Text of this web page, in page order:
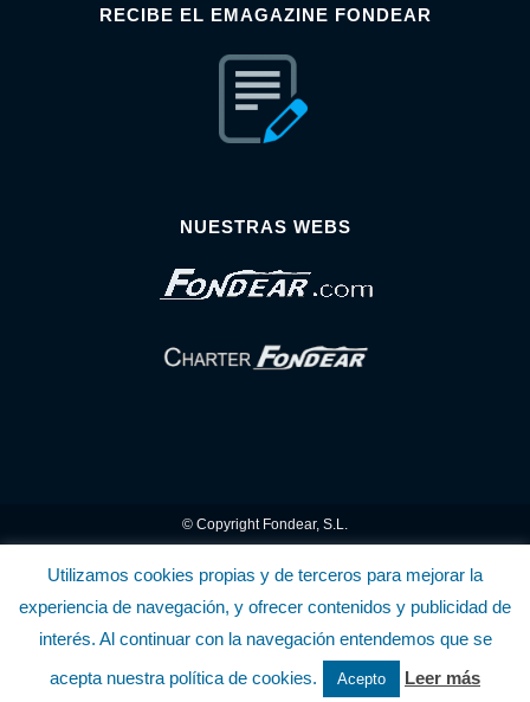
RECIBE EL EMAGAZINE FONDEAR
NUESTRAS WEBS
© Copyright Fondear, S.L.
Aunque se consideran exactas, declinamos toda responsabilidad sobre la
información y precios inscritos. Estas informaciones no son contractuales.
Política de privacidad y cookies .........................-......................... Política de utilización
Utilizamos cookies propias y de terceros para mejorar la
experiencia de navegación, y ofrecer contenidos y publicidad de
interés. Al continuar con la navegación entendemos que se
acepta nuestra política de cookies.
Acepto Leer más